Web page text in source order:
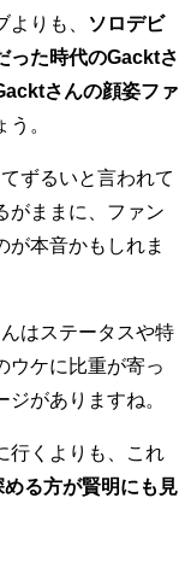
りも、
ソロデビ
った時代のGacktさ
さんの顔姿ファ
う。
ずるいと言われて
がままに、ファン
が本音かもしれま
はステータスや特
ウケに比重が寄っ
がありますね。
行くよりも、これ
る方が賢明にも見